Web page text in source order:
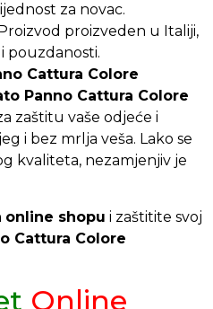
za novac.
proizveden u Italiji,
pouzdanosti.
Cattura Colore
Panno Cattura Colore
zaštitu vaše odjeće i
i bez mrlja veša. Lako se
kvaliteta, nezamjenjiv je
online shopu i zaštitite svoj
Cattura Colore
Online